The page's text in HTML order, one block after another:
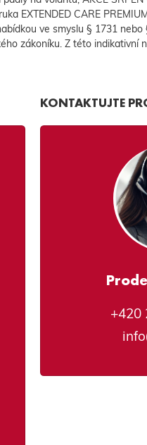
EXTENDED CARE
ve smyslu § 1731
zákoníku. Z této indikativní
KONTAKTUJTE
+420